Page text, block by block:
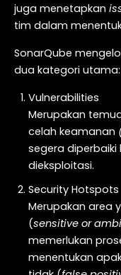
juga menetapkan
tim dalam
SonarQube
dua kategori utama:
Vulnerabilities
Merupakan
celah keamanan
segera
dieksploitasi.
Security Hotspots
Merupakan area
(sensitive or
memerlukan
menentukan